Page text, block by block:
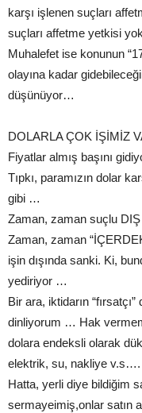
karşı işlenen suçları
suçları affetme yetkisi
Muhalefet ise konunun
olayına kadar
düşünüyor…
DOLARLA ÇOK İŞİMİZ
Fiyatlar almış başını
Tıpkı, paramızın dolar
gibi …
Zaman, zaman suçlu
Zaman, zaman
işin dışında sanki. Ki,
yediriyor …
Bir ara, iktidarın
dinliyorum … Hak
dolara endeksli olarak
elektrik, su, nakliye v.s….
Hatta, yerli diye bildiğim
sermayeimiş,onlar satın